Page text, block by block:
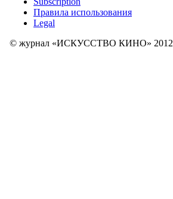
Правила использования
Legal
© журнал «ИСКУССТВО КИНО» 2012